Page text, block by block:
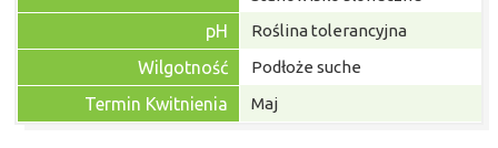
pH Roślina tolerancyjna
Wilgotność Podłoże suche
Termin Kwitnienia Maj